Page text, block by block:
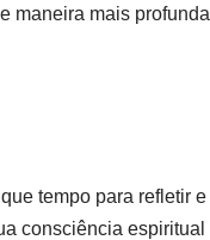
maneira mais profunda
tempo para refletir e
consciência espiritual